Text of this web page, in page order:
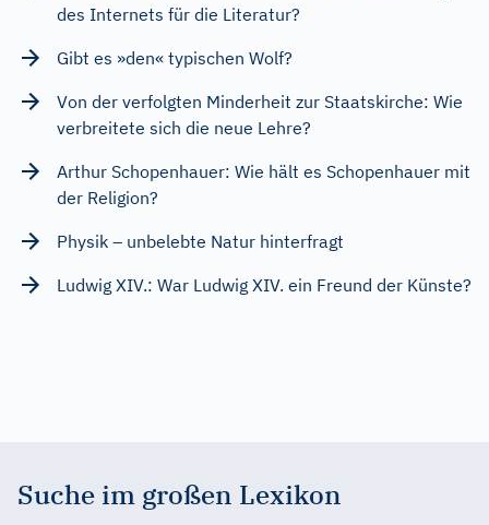
des Internets für die Literatur?
Gibt es »den« typischen Wolf?
Von der verfolgten Minderheit zur Staatskirche: Wie
verbreitete sich die neue Lehre?
Arthur Schopenhauer: Wie hält es Schopenhauer mit
der Religion?
Physik – unbelebte Natur hinterfragt
Ludwig XIV.: War Ludwig XIV. ein Freund der Künste?
Suche im großen Lexikon